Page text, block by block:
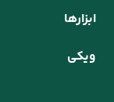
ابزارها
ویکی